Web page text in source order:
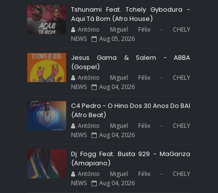
Tshunami Feat. Tchely Gybodura -
Aqui Tá Bom (Afro House)
António Miguel Félix - CHELY
NEWS
Aug 05, 2026
Jesus Gama & Salem - ABBA
(Gospel)
António Miguel Félix - CHELY
NEWS
Aug 04, 2026
C4 Pedro - O Hino Dos 30 Anos Do BAI
(Afro Beat)
António Miguel Félix - CHELY
NEWS
Aug 04, 2026
Dj Fogg Feat. Busta 929 - MaGariza
(Amapiano)
António Miguel Félix - CHELY
NEWS
Aug 04, 2026